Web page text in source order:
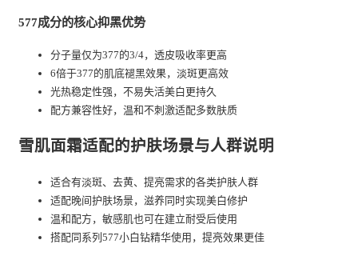
577成分的核心抑黑优势
分子量仅为377的3/4，透皮吸收率更高
6倍于377的肌底褪黑效果，淡斑更高效
光热稳定性强，不易失活美白更持久
配方兼容性好，温和不刺激适配多数肤质
雪肌面霜适配的护肤场景与人群说明
适合有淡斑、去黄、提亮需求的各类护肤人群
适配晚间护肤场景，滋养同时实现美白修护
温和配方，敏感肌也可在建立耐受后使用
搭配同系列577小白钻精华使用，提亮效果更佳